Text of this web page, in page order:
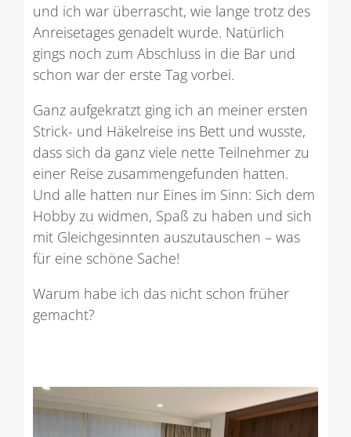
und ich war überrascht, wie lange trotz des
Anreisetages genadelt wurde. Natürlich
gings noch zum Abschluss in die Bar und
schon war der erste Tag vorbei.
Ganz aufgekratzt ging ich an meiner ersten
Strick- und Häkelreise ins Bett und wusste,
dass sich da ganz viele nette Teilnehmer zu
einer Reise zusammengefunden hatten.
Und alle hatten nur Eines im Sinn: Sich dem
Hobby zu widmen, Spaß zu haben und sich
mit Gleichgesinnten auszutauschen – was
für eine schöne Sache!
Warum habe ich das nicht schon früher
gemacht?